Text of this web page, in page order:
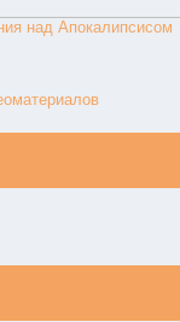
над Апокалипсисом